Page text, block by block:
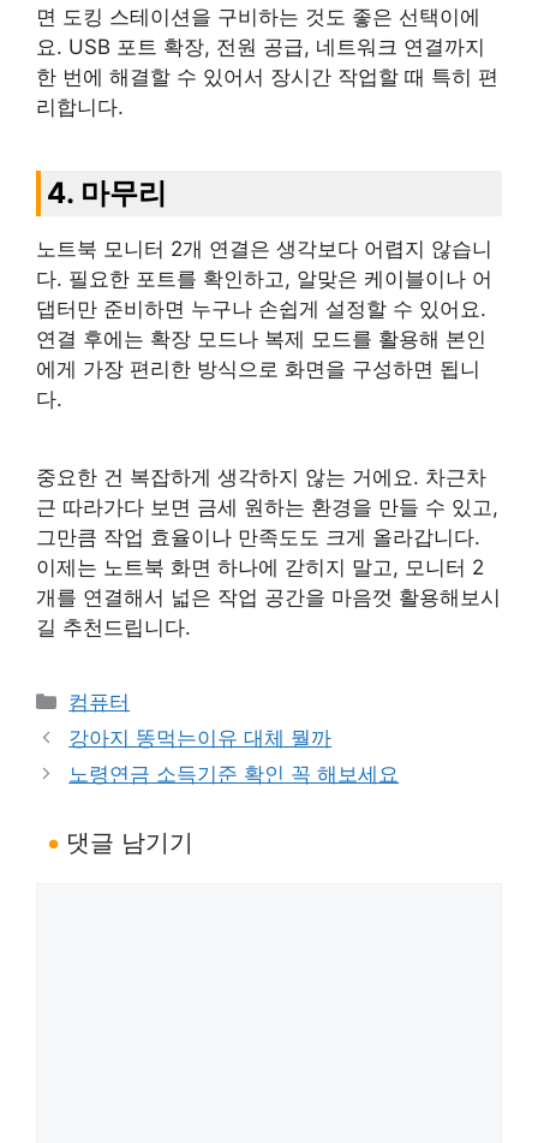
면 도킹 스테이션을 구비하는 것도 좋은 선택이에
요. USB 포트 확장, 전원 공급, 네트워크 연결까지
한 번에 해결할 수 있어서 장시간 작업할 때 특히 편
리합니다.
4. 마무리
노트북 모니터 2개 연결은 생각보다 어렵지 않습니
다. 필요한 포트를 확인하고, 알맞은 케이블이나 어
댑터만 준비하면 누구나 손쉽게 설정할 수 있어요.
연결 후에는 확장 모드나 복제 모드를 활용해 본인
에게 가장 편리한 방식으로 화면을 구성하면 됩니
다.
중요한 건 복잡하게 생각하지 않는 거에요. 차근차
근 따라가다 보면 금세 원하는 환경을 만들 수 있고,
그만큼 작업 효율이나 만족도도 크게 올라갑니다.
이제는 노트북 화면 하나에 갇히지 말고, 모니터 2
개를 연결해서 넓은 작업 공간을 마음껏 활용해보시
길 추천드립니다.
카
테
고
리
컴퓨터
강아지 똥먹는이유 대체 뭘까
노령연금 소득기준 확인 꼭 해보세요
댓글 남기기